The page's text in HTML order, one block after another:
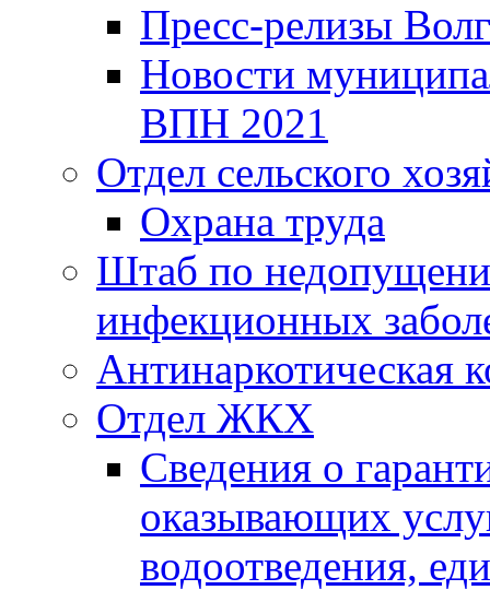
Пресс-релизы
Новости
ВПН 2021
Отдел сельского
Охрана труда
Штаб по
инфекционных
Антинаркотическая
Отдел ЖКХ
Сведения о
оказывающих
водоотведения,